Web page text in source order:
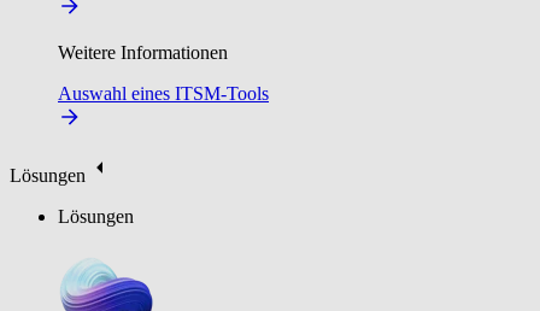
Weitere Informationen
Auswahl eines ITSM-Tools
Lösungen
Lösungen